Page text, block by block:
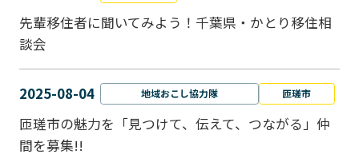
先輩移住者に聞いてみよう！千葉県・かとり移住相
談会
2025-08-04 地域おこし協力隊 匝瑳市
匝瑳市の魅力を「見つけて、伝えて、つながる」仲
間を募集!!